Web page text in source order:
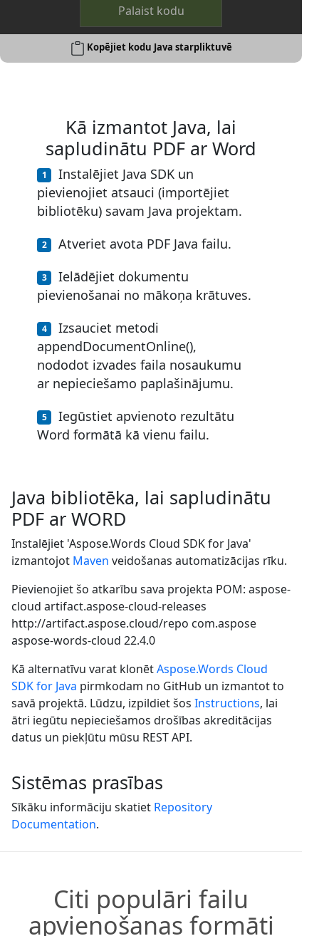
Palaist kodu
Kopējiet kodu Java starpliktuvē
Kā izmantot Java, lai
sapludinātu PDF ar Word
Instalējiet Java SDK un
pievienojiet atsauci (importējiet
bibliotēku) savam Java projektam.
Atveriet avota PDF Java failu.
Ielādējiet dokumentu
pievienošanai no mākoņa krātuves.
Izsauciet metodi
appendDocumentOnline(),
nododot izvades faila nosaukumu
ar nepieciešamo paplašinājumu.
Iegūstiet apvienoto rezultātu
Word formātā kā vienu failu.
Java bibliotēka, lai sapludinātu
PDF ar WORD
Instalējiet 'Aspose.Words Cloud SDK for Java'
izmantojot Maven veidošanas automatizācijas rīku.
Pievienojiet šo atkarību sava projekta POM: aspose-
cloud artifact.aspose-cloud-releases
http://artifact.aspose.cloud/repo com.aspose
aspose-words-cloud 22.4.0
Kā alternatīvu varat klonētAspose.Words Cloud
SDK for Java pirmkodam no GitHub un izmantot to
savā projektā. Lūdzu, izpildiet šos Instructions, lai
ātri iegūtu nepieciešamos drošības akreditācijas
datus un piekļūtu mūsu REST API.
Sistēmas prasības
Sīkāku informāciju skatiet Repository
Documentation.
Citi populāri failu
apvienošanas formāti